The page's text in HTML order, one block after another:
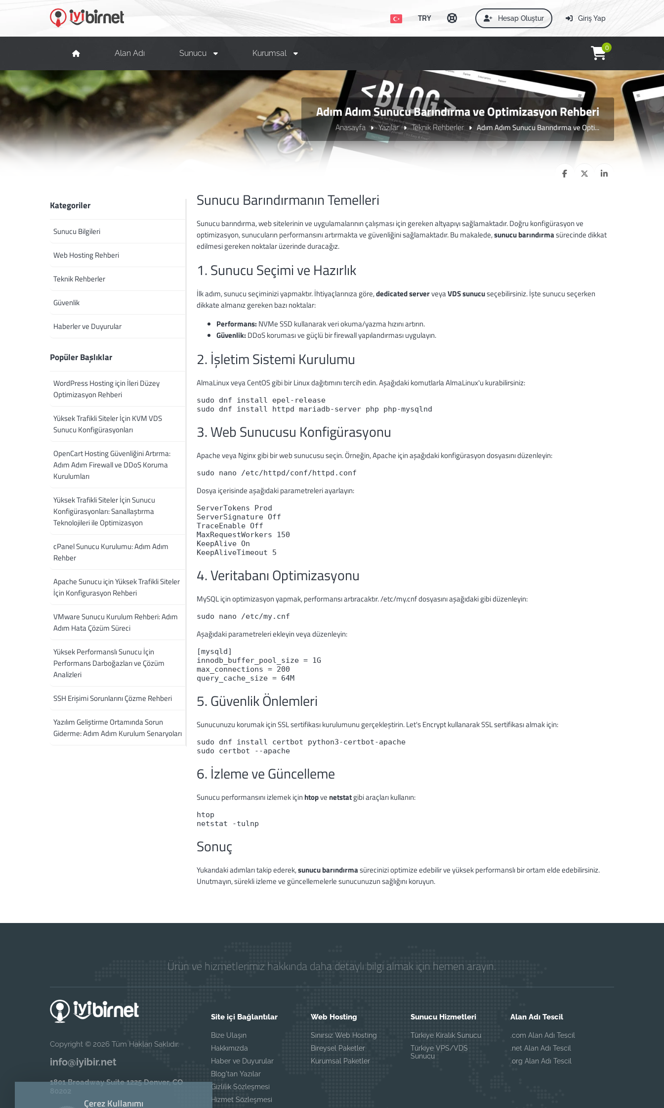
Giriş Yap
Hesap Oluştur
TRY
Alan Adı Sunucu Kurumsal
0
Adım Adım Sunucu Barındırma ve Optimizasyon Rehberi
Anasayfa Yazılar Teknik Rehberler Adım Adım Sunucu Barındırma ve Opti...
Sunucu Barındırmanın Temelleri
Sunucu barındırma, web sitelerinin ve uygulamalarının çalışması için gereken altyapıyı sağlamaktadır. Doğru konfigürasyon ve
optimizasyon, sunucuların performansını artırmakta ve güvenliğini sağlamaktadır. Bu makalede,sunucu barındırmasürecinde dikkat
edilmesi gereken noktalar üzerinde duracağız.
1. Sunucu Seçimi ve Hazırlık
İlk adım, sunucu seçiminizi yapmaktır. İhtiyaçlarınıza göre,dedicated serverveyaVDS sunucuseçebilirsiniz. İşte sunucu seçerken
dikkate almanız gereken bazı noktalar:
Performans: NVMe SSD kullanarak veri okuma/yazma hızını artırın.
Güvenlik: DDoS koruması ve güçlü bir firewall yapılandırması uygulayın.
2. İşletim Sistemi Kurulumu
AlmaLinux veya CentOS gibi bir Linux dağıtımını tercih edin. Aşağıdaki komutlarla AlmaLinux'u kurabilirsiniz:
sudo dnf install epel-release
sudo dnf install httpd mariadb-server php php-mysqlnd
3. Web Sunucusu Konfigürasyonu
Apache veya Nginx gibi bir web sunucusu seçin. Örneğin, Apache için aşağıdaki konfigürasyon dosyasını düzenleyin:
sudo nano /etc/httpd/conf/httpd.conf
Dosya içerisinde aşağıdaki parametreleri ayarlayın:
ServerTokens Prod
ServerSignature Off
TraceEnable Off
MaxRequestWorkers 150
KeepAlive On
KeepAliveTimeout 5
4. Veritabanı Optimizasyonu
MySQL için optimizasyon yapmak, performansı artıracaktır. /etc/my.cnf dosyasını aşağıdaki gibi düzenleyin:
sudo nano /etc/my.cnf
Aşağıdaki parametreleri ekleyin veya düzenleyin:
[mysqld]
innodb_buffer_pool_size = 1G
max_connections = 200
query_cache_size = 64M
5. Güvenlik Önlemleri
Sunucunuzu korumak için SSL sertifikası kurulumunu gerçekleştirin. Let's Encrypt kullanarak SSL sertifikası almak için:
sudo dnf install certbot python3-certbot-apache
sudo certbot --apache
6. İzleme ve Güncelleme
Sunucu performansını izlemek için htopve netstatgibi araçları kullanın:
htop
netstat -tulnp
Sonuç
Yukarıdaki adımları takip ederek,sunucu barındırmasürecinizi optimize edebilir ve yüksek performanslı bir ortam elde edebilirsiniz.
Unutmayın, sürekli izleme ve güncellemelerle sunucunuzun sağlığını koruyun.
Kategoriler
Sunucu Bilgileri
Web Hosting Rehberi
Teknik Rehberler
Güvenlik
Haberler ve Duyurular
Popüler Başlıklar
WordPress Hosting için İleri Düzey
Optimizasyon Rehberi
Yüksek Trafikli Siteler İçin KVM VDS
Sunucu Konfigürasyonları
OpenCart Hosting Güvenliğini Artırma:
Adım Adım Firewall ve DDoS Koruma
Kurulumları
Yüksek Trafikli Siteler İçin Sunucu
Konfigürasyonları: Sanallaştırma
Teknolojileri ile Optimizasyon
cPanel Sunucu Kurulumu: Adım Adım
Rehber
Apache Sunucu için Yüksek Trafikli Siteler
İçin Konfigurasyon Rehberi
VMware Sunucu Kurulum Rehberi: Adım
Adım Hata Çözüm Süreci
Yüksek Performanslı Sunucu İçin
Performans Darboğazları ve Çözüm
Analizleri
SSH Erişimi Sorunlarını Çözme Rehberi
Yazılım Geliştirme Ortamında Sorun
Giderme: Adım Adım Kurulum Senaryoları
Ürün ve hizmetlerimiz hakkında daha detaylı bilgi almak için hemen arayın.
Copyright © 2026 Tüm Hakları Saklıdır.
info@iyibir.net
1801 Broadway Suite 1225 Denver, CO
Site içi Bağlantılar
Bize Ulaşın
Hakkımızda
Haber ve Duyurular
Blog'tan Yazılar
Gizlilik Sözleşmesi
Hizmet Sözleşmesi
Web Hosting
Sınırsız Web Hosting
Bireysel Paketler
Kurumsal Paketler
Sunucu Hizmetleri
Türkiye Kiralık Sunucu
Türkiye VPS/VDS
Sunucu
Alan Adı Tescil
.com Alan Adı Tescil
.net Alan Adı Tescil
.org Alan Adı Tescil
Çerez Kullanımı